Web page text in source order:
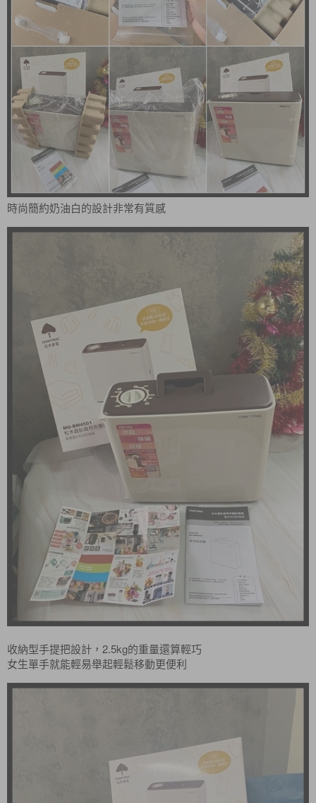
時尚簡約奶油白的設計非常有質感
收納型手提把設計，2.5kg的重量還算輕巧
女生單手就能輕易舉起輕鬆移動更便利